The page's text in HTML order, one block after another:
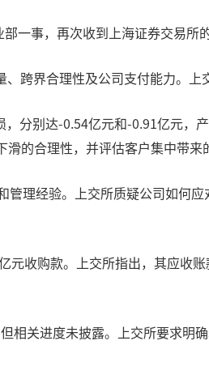
一事，再次收到上海证券交易所
跨界合理性及公司支付能力。上
分别达-0.54亿元和-0.91亿元，
的合理性，并评估客户集中带来
理经验。上交所质疑公司如何
收购款。上交所指出，其应收
相关进度未披露。上交所要求明